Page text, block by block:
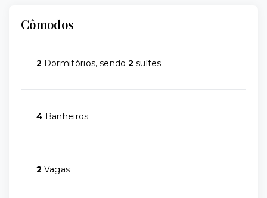
Cômodos
2 Dormitórios, sendo2 suítes
4 Banheiros
2 Vagas